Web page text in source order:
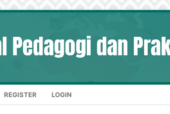
REGISTER LOGIN